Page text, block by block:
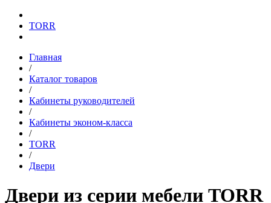
TORR
Главная
/
Каталог товаров
/
Кабинеты руководителей
/
Кабинеты эконом-класса
/
TORR
/
Двери
Двери из серии мебели TORR